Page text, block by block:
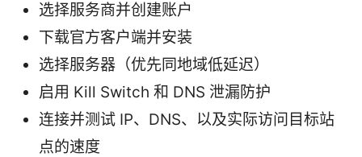
选择服务商并创建账户
下载官方客户端并安装
选择服务器（优先同地域低延迟）
启用 Kill Switch 和 DNS 泄漏防护
连接并测试 IP、DNS、以及实际访问目标站
点的速度